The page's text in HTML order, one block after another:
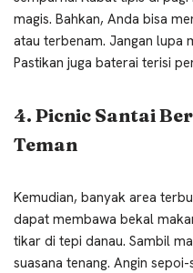
magis. Bahkan, Anda bisa
atau terbenam. Jangan lupa
Pastikan juga baterai terisi
4. Picnic Santai
Teman
Kemudian, banyak area
dapat membawa bekal
tikar di tepi danau. Sambil
suasana tenang. Angin